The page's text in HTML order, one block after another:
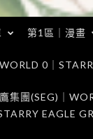
第1區｜漫畫
0｜
集團(SEG)｜
EAGLE